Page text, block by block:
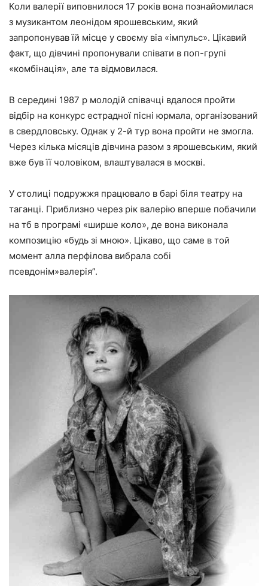
Коли валерії виповнилося 17 років вона познайомилася
з музикантом леонідом ярошевським, який
запропонував їй місце у своєму віа «імпульс». Цікавий
факт, що дівчині пропонували співати в поп-групі
«комбінація», але та відмовилася.
В середині 1987 р молодій співачці вдалося пройти
відбір на конкурс естрадної пісні юрмала, організований
в свердловську. Однак у 2-й тур вона пройти не змогла.
Через кілька місяців дівчина разом з ярошевським, який
вже був її чоловіком, влаштувалася в москві.
У столиці подружжя працювало в барі біля театру на
таганці. Приблизно через рік валерію вперше побачили
на тб в програмі «ширше коло», де вона виконала
композицію «будь зі мною». Цікаво, що саме в той
момент алла перфілова вибрала собі
псевдонім»валерія”.